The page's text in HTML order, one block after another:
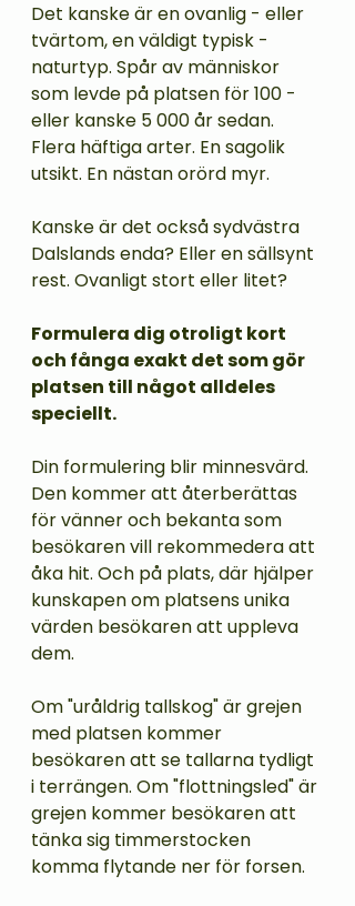
Det kanske är en ovanlig - eller
tvärtom, en väldigt typisk -
naturtyp. Spår av människor
som levde på platsen för 100 -
eller kanske 5 000 år sedan.
Flera häftiga arter. En sagolik
utsikt. En nästan orörd myr.
Kanske är det också sydvästra
Dalslands enda? Eller en sällsynt
rest. Ovanligt stort eller litet?
Formulera dig otroligt kort
och fånga exakt det som gör
platsen till något alldeles
speciellt.
Din formulering blir minnesvärd.
Den kommer att återberättas
för vänner och bekanta som
besökaren vill rekommedera att
åka hit. Och på plats, där hjälper
kunskapen om platsens unika
värden besökaren att uppleva
dem.
Om "uråldrig tallskog" är grejen
med platsen kommer
besökaren att se tallarna tydligt
i terrängen. Om "flottningsled" är
grejen kommer besökaren att
tänka sig timmerstocken
komma flytande ner för forsen.